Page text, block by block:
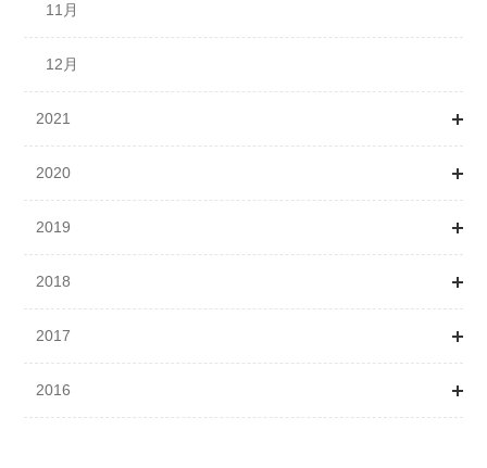
11月
12月
2021
1月
2月
3月
4月
5月
2020
1月
2月
3月
4月
2019
1月
2月
3月
2018
1月
2月
2017
1月
2016